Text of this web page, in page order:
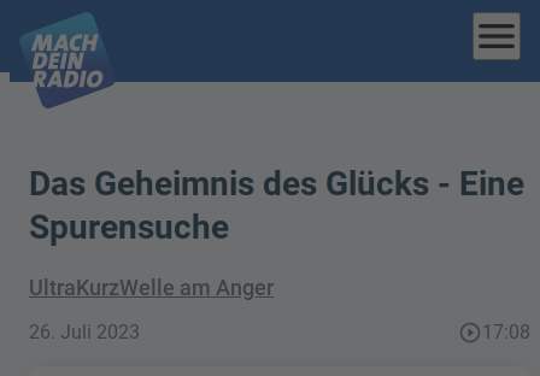
menu
Das Geheimnis des Glücks - Eine
Spurensuche
UltraKurzWelle am Anger
26. Juli 2023 play_circle_outline17:08